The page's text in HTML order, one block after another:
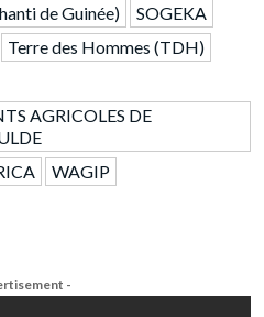
de Guinée)
SOGEKA
Terre des Hommes (TDH)
AGRICOLES DE
WAGIP
-